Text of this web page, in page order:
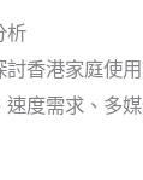
析
香港家庭使
度需求、多